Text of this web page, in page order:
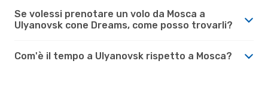
Se volessi prenotare un volo da Mosca a
Ulyanovsk cone Dreams, come posso trovarli?
Com'è il tempo a Ulyanovsk rispetto a Mosca?